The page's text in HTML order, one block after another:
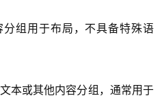
分组用于布局，不具备特殊语
本或其他内容分组，通常用于